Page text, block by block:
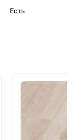
Есть